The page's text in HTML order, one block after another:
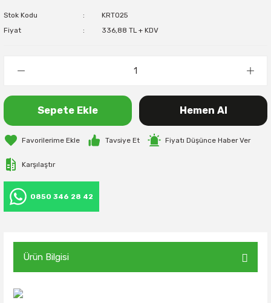
Stok Kodu
KRT025
Fiyat
336,88 TL + KDV
Sepete Ekle Hemen Al
Tavsiye Et Fiyatı Düşünce Haber Ver
Karşılaştır
0850 346 28 42
Ürün Bilgisi